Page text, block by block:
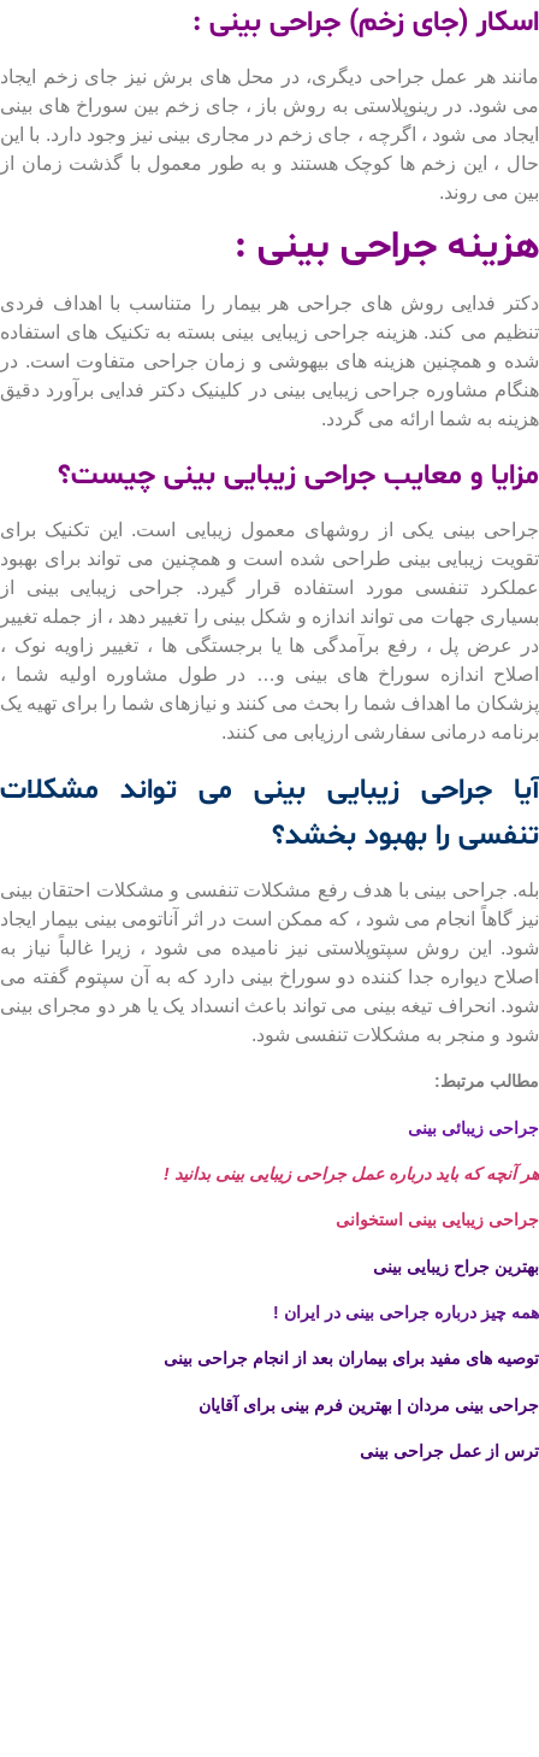
(جای زخم)جراحی بینی :
هر عمل جراحی دیگری، در محل های برش نیز جای زخم ایجاد
در رینوپلاستی به روش باز ، جای زخم بین سوراخ های بینی
می شود ، اگرچه ، جای زخم در مجاری بینی نیز وجود دارد. با این
، این زخم ها کوچک هستند و به طور معمول با گذشت زمان از
می روند.
جراحی بینی :
فدایی روش های جراحی هر بیمار را متناسب با اهداف فردی
می كند. هزینه جراحی زیبایی بینی بسته به تکنیک های استفاده
و همچنین هزینه های بیهوشی و زمان جراحی متفاوت است. در
مشاوره جراحی زیبایی بینی در کلینیک دکتر فدایی برآورد دقیق
به شما ارائه می گردد.
و معایب جراحی زیبایی بینی چیست؟
بینی یکی از روشهای معمول زیبایی است. این تکنیک برای
زیبایی بینی طراحی شده است و همچنین می تواند برای بهبود
تنفسی مورد استفاده قرار گیرد. جراحی زیبایی بینی از
جهات می تواند اندازه و شکل بینی را تغییر دهد ، از جمله تغییر
پل ، رفع برآمدگی ها یا برجستگی ها ، تغییر زاویه نوک ،
اندازه سوراخ های بینی و… در طول مشاوره اولیه شما ،
ما اهداف شما را بحث می کنند و نیازهای شما را برای تهیه یک
درمانی سفارشی ارزیابی می کنند.
جراحی زیبایی بینی می تواند مشکلات
را بهبود بخشد؟
جراحی بینی با هدف رفع مشکلات تنفسی و مشکلات احتقان بینی
گاهاً انجام می شود ، که ممکن است در اثر آناتومی بینی بیمار ایجاد
این روش سپتوپلاستی نیز نامیده می شود ، زیرا غالباً نیاز به
دیواره جدا کننده دو سوراخ بینی دارد که به آن سپتوم گفته می
انحراف تیغه بینی می تواند باعث انسداد یک یا هر دو مجرای بینی
و منجر به مشکلات تنفسی شود.
مرتبط:
زیبائی بینی
که باید درباره عمل جراحی زیبایی بینی بدانید !
زیبایی بینی استخوانی
جراح زیبایی بینی
چیز درباره جراحی بینی در ایران !
های مفید برای بیماران بعد از انجام جراحی بینی
بینی مردان | بهترین فرم بینی برای آقایان
از عمل جراحی بینی